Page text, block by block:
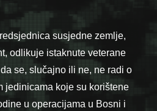
susjedne zemlje,
odlikuje istaknute veterane
se, slučajno ili ne, ne radi o
jedinicama koje su korištene
u operacijama u Bosni i